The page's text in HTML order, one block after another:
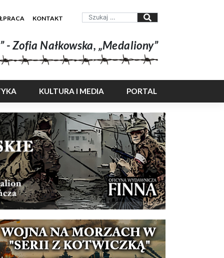
KONTAKT
Zofia Nałkowska, „Medaliony”
KULTURA I MEDIA PORTAL